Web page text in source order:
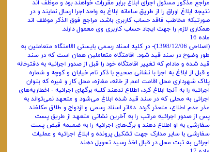
مراجع مذکور مسئول اجرای ابلاغ برابر مقررات خواهند بود و موظف ‌اند
نتیجه ابلاغ اوراق را از طریق سامانه ابلاغ به واحد اجرا ارسال نمایند و در
صورتیکه مخاطب فاقد حساب کاربری باشد، مراجع فوق ‌الذکر موظف ‌اند
همکاری لازم را جهت ایجاد حساب کاربری وی معمول دارند.
ماده 16
(اصلاحی 1398/12/06)- در کلیه اسناد رسمی بایستی اقامتگاه متعاملین به
طور وضوح در سند قید شود. اقامتگاه متعاملین همان است که در سند
قید شده و مادام که تغییر اقامتگاه خود را قبل از صدور اجرائیه به دفترخانه
و قبل از ابلاغ به اجرا با نشانی صحیح با ذکر نام خیابان و کوچه و شماره
پلاک شهرداری محل اقامت اعم از خانه، مغازه، محل کار و غیره که بتوان
اجرائیه را به آنجا ابلاغ کرد، اطلاع ندهند کلیه برگهای اجرائیه - اخطاریه‌های
اجرائی به محلی که در سند قید شده ابلاغ می‌شود و متعهد نمی‌تواند به
عذر عدم اطلاع، متعذر گردد. دفاتر اسناد رسمی و ازدواج و طلاق مکلفند
پس از صدور اجرائیه مراتب را به آخرین نشانی متعهد از طریق پست
سفارشی به او اطلاع دهند و برگ‌های اجرائیه را به ضمیمه قبض پست
سفارشی با سایر مدارک جهت تشکیل پرونده و ابلاغ اجرائیه و عملیات
اجرائی به ثبت محل در قبال اخذ رسید تحویل دهند.